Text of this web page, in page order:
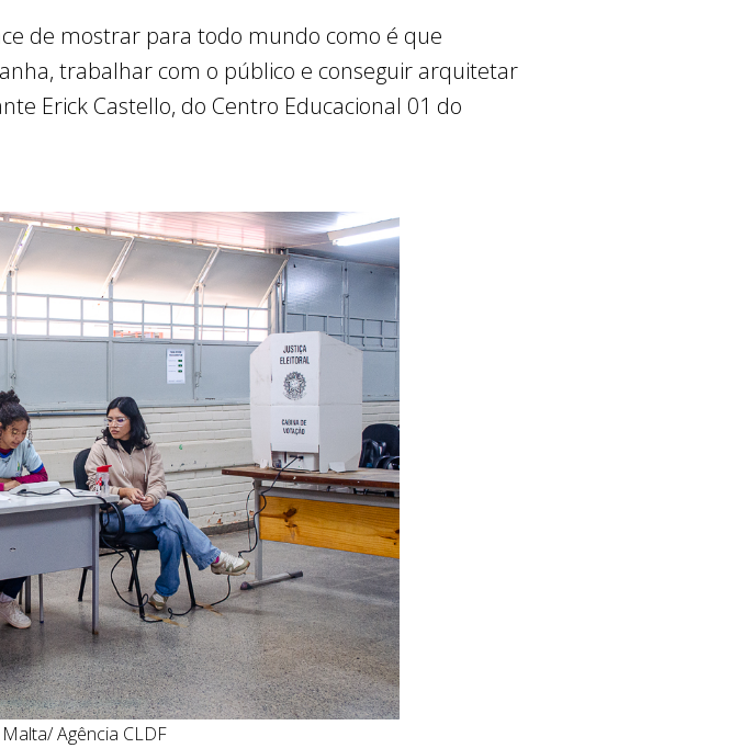
de mostrar para todo mundo como é que
trabalhar com o público e conseguir arquitetar
Erick Castello, do Centro Educacional 01 do
Agência CLDF